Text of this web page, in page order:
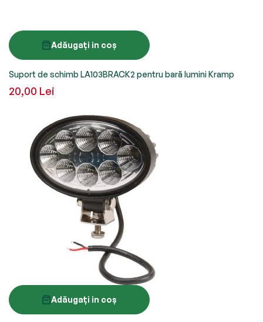
Adăugați in coș
Suport de schimb LA103BRACK2 pentru bară lumini Kramp
20,00 Lei
Adăugați in coș